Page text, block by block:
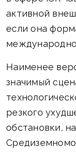
активной
если она
Наименее
значимый
резкого
обстановки,